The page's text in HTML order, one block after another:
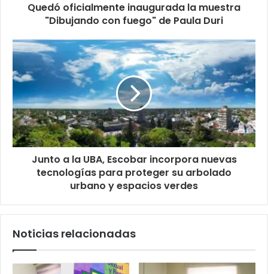
Quedó oficialmente inaugurada la muestra
"Dibujando con fuego" de Paula Duri
Junto a la UBA, Escobar incorpora nuevas
tecnologías para proteger su arbolado
urbano y espacios verdes
Noticias relacionadas